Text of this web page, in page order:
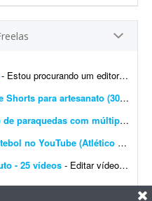
- Estou procurando um editor de vídeo para editar vídeos longos para YouTube. A edição não precisa ser muito sofisticada. Procuro algo simples, dinâmico e ag...
Criação de conteúdo e edição de Shorts para artesanato (30 vídeos/mês)
Edição cinematográfica de salto de paraquedas com múltiplas câmeras
Editor iniciante para canal de futebol no YouTube (Atlético Mineiro)
- 25 vídeos - Editar vídeos para o meu infoproduto/curso online. Deve saber manusear os principais editores de vídeo. - Produção e edição de 25 vídeos. - Experi&...